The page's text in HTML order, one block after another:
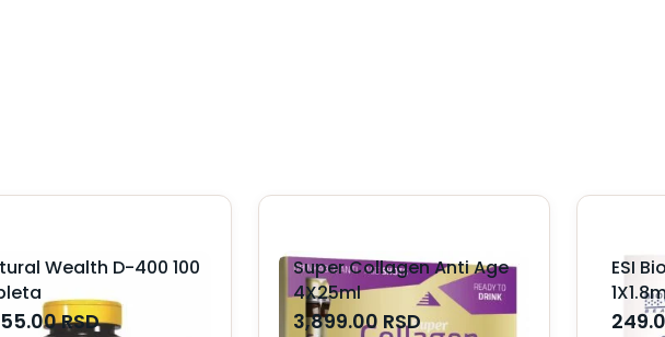
Wealth D-400 100
RSD
Super Collagen Anti Age
4X25ml
3,899.00 RSD
ESI